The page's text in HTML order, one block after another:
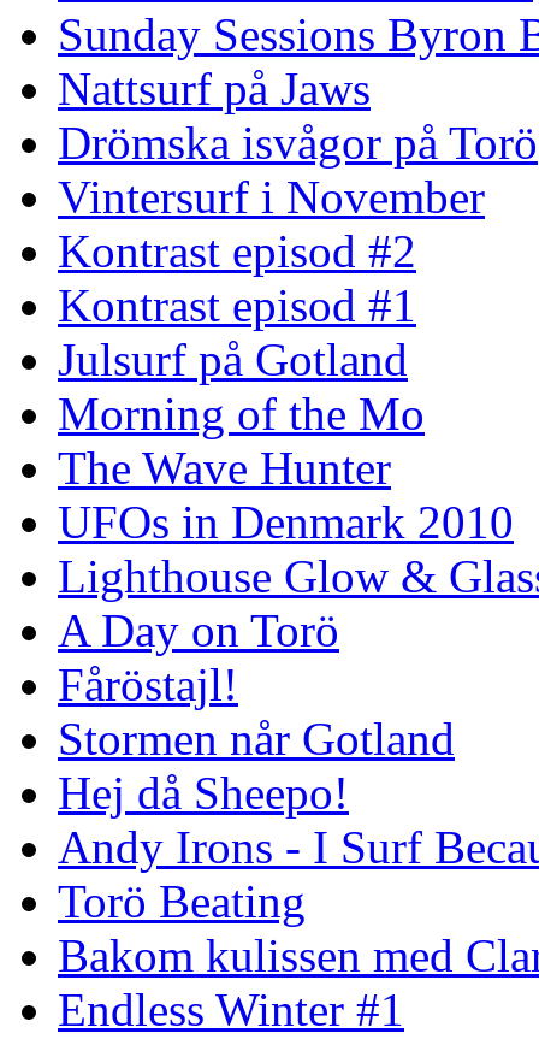
Sunday Sessions Byron
Nattsurf på Jaws
Drömska isvågor på Torö
Vintersurf i November
Kontrast episod #2
Kontrast episod #1
Julsurf på Gotland
Morning of the Mo
The Wave Hunter
UFOs in Denmark 2010
Lighthouse Glow &
A Day on Torö
Fåröstajl!
Stormen når Gotland
Hej då Sheepo!
Andy Irons - I Surf
Torö Beating
Bakom kulissen med
Endless Winter #1